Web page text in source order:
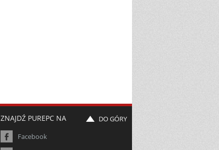
ZNAJDŹ PUREPC NA
Facebook
DO GÓRY